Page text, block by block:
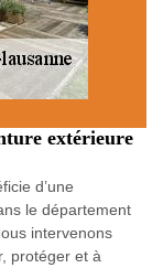
extérieure
d’une
le département
intervenons
protéger et à